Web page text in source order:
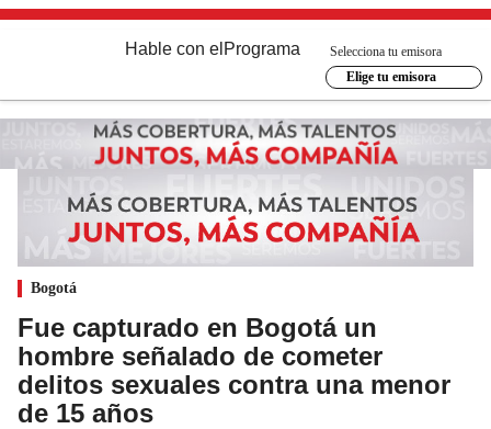
Hable con el Programa
Selecciona tu emisora
Elige tu emisora
Bogotá
Fue capturado en Bogotá un
hombre señalado de cometer
delitos sexuales contra una menor
de 15 años